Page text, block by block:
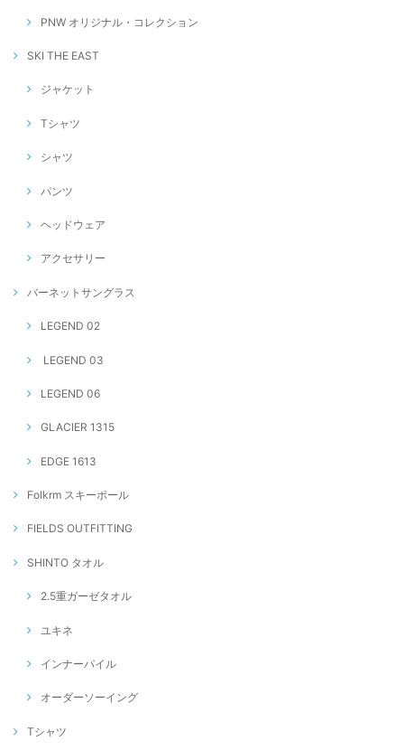
PNW オリジナル・コレクション
SKI THE EAST
ジャケット
Tシャツ
シャツ
パンツ
ヘッドウェア
アクセサリー
バーネットサングラス
LEGEND 02
LEGEND 03
LEGEND 06
GLACIER 1315
EDGE 1613
Folkrm スキーポール
FIELDS OUTFITTING
SHINTO タオル
2.5重ガーゼタオル
ユキネ
インナーパイル
オーダーソーイング
Tシャツ